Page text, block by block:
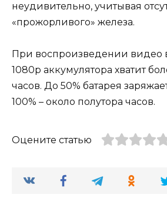
неудивительно, учитывая
«прожорливого» железа.
При воспроизведении видео
1080р аккумулятора хватит
часов. До 50% батарея
100% – около полутора часов.
Оцените статью